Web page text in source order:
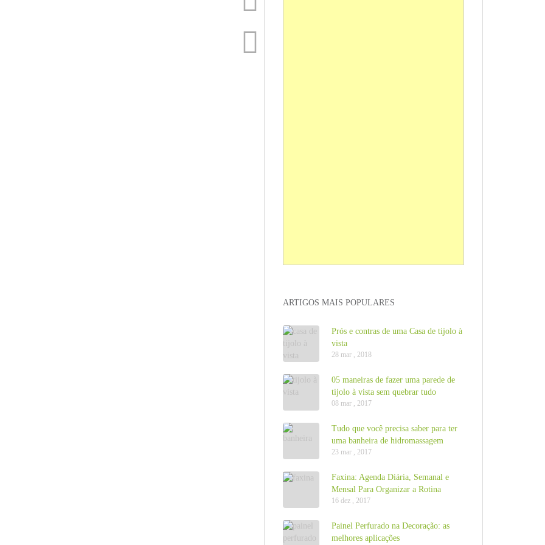
ARTIGOS MAIS POPULARES
Prós e contras de uma Casa de tijolo à
vista
28 mar , 2018
05 maneiras de fazer uma parede de
tijolo à vista sem quebrar tudo
08 mar , 2017
Tudo que você precisa saber para ter
uma banheira de hidromassagem
23 mar , 2017
Faxina: Agenda Diária, Semanal e
Mensal Para Organizar a Rotina
16 dez , 2017
Painel Perfurado na Decoração: as
melhores aplicações